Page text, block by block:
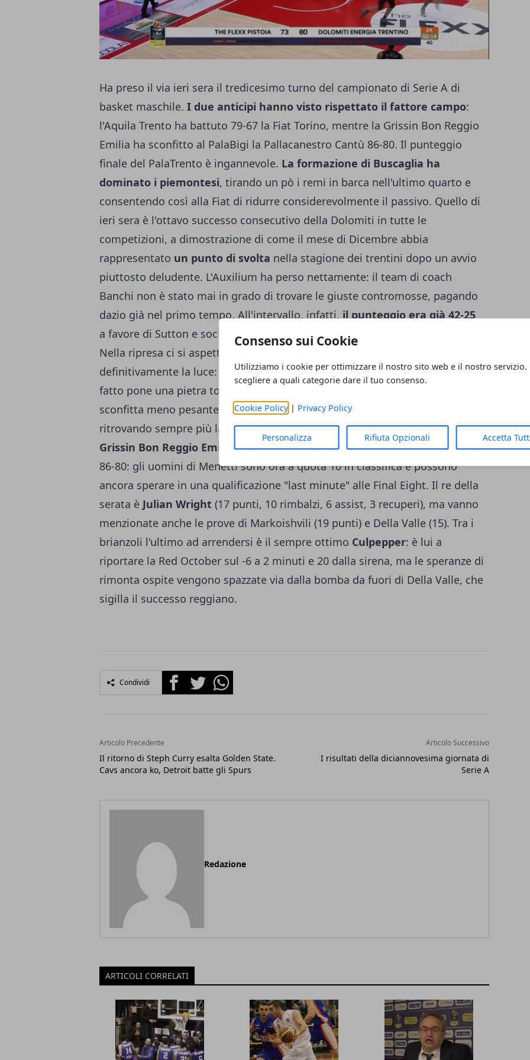
Consenso sui Cookie
Utilizziamo i cookie per ottimizzare il nostro sito web e il nostro servizio.
scegliere a quali categorie dare il tuo consenso.
Cookie Policy| Privacy Policy
Personalizza Rifiuta Opzionali Accetta
Ha preso il via ieri sera il tredicesimo turno del campionato di Serie A di
basket maschile. I due anticipi hanno visto rispettato il fattore campo:
l'Aquila Trento ha battuto 79-67 la Fiat Torino, mentre la Grissin Bon Reggio
Emilia ha sconfitto al PalaBigi la Pallacanestro Cantù 86-80. Il punteggio
finale del PalaTrento è ingannevole. La formazione di Buscaglia ha
dominato i piemontesi, tirando un pò i remi in barca nell'ultimo quarto e
consentendo così alla Fiat di ridurre considerevolmente il passivo. Quello di
ieri sera è l'ottavo successo consecutivo della Dolomiti in tutte le
competizioni, a dimostrazione di come il mese di Dicembre abbia
rappresentato un punto di svolta nella stagione dei trentini dopo un avvio
piuttosto deludente. L'Auxilium ha perso nettamente: il team di coach
Banchi non è stato mai in grado di trovare le giuste contromosse, pagando
dazio già nel primo tempo. All'intervallo, infatti,il punteggio era già 42-25
a favore di Sutton e soci, ma il peggio per Torino doveva ancora arrivare.
Nella ripresa ci si aspettava una reazione degli ospiti, che invece spengono
definitivamente la luce:
Trento dilaga fino a raggiungere il +33, che di
fatto pone una pietra tombale sul match. Nell'ultimo quarto la Fiat rende la
sconfitta meno pesante, ma ad esultare è il pubblico di casa, che sta
ritrovando sempre più la sua Aquila. Vittoria bella e importante per la
Grissin Bon Reggio Emilia , che al PalaBigi ha battuto la Pallacanestro Cantù
86-80: gli uomini di Menetti sono ora a quota 10 in classifica e possono
ancora sperare in una qualificazione "last minute" alle Final Eight. Il re della
serata è Julian Wright (17 punti, 10 rimbalzi, 6 assist, 3 recuperi), ma vanno
menzionate anche le prove di Markoishvili (19 punti) e Della Valle (15). Tra i
brianzoli l'ultimo ad arrendersi è il sempre ottimo Culpepper: è lui a
riportare la Red October sul -6 a 2 minuti e 20 dalla sirena, ma le speranze di
rimonta ospite vengono spazzate via dalla bomba da fuori di Della Valle, che
sigilla il successo reggiano.
Condividi FacebookTwitterWhatsapp
Articolo Precedente
Il ritorno di Steph Curry esalta Golden State.
Cavs ancora ko, Detroit batte gli Spurs
Articolo Successivo
I risultati della diciannovesima giornata di
Serie A
Redazione
ARTICOLI CORRELATI